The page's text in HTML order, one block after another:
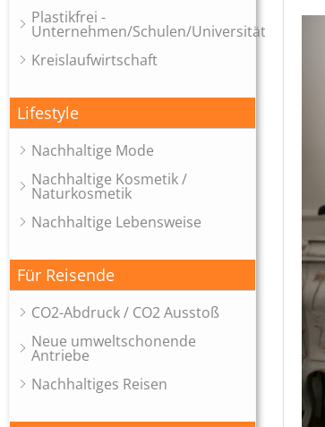
Plastikfrei -
Unternehmen/Schulen/Universitäten
Kreislaufwirtschaft
Lifestyle
Nachhaltige Mode
Nachhaltige Kosmetik /
Naturkosmetik
Nachhaltige Lebensweise
Für Reisende
CO2-Abdruck / CO2 Ausstoß
Neue umweltschonende
Antriebe
Nachhaltiges Reisen